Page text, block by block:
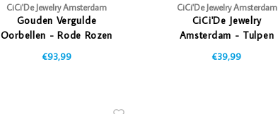
CiCi'De Jewelry Amsterdam
Gouden Vergulde
Oorbellen - Rode Rozen
€93,99
CiCi'De Jewelry Amsterdam
CiCi'De Jewelry
Amsterdam - Tulpen
€39,99